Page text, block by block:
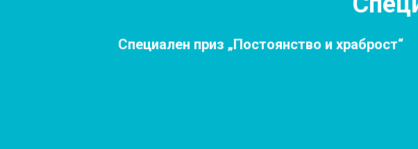
Специален приз „Постоянство и храброст“